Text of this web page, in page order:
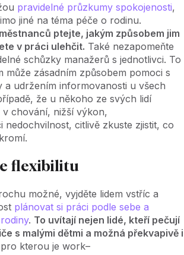
pravidelné průzkumy spokojenosti,
jiné na téma péče o rodinu.
ptejte, jakým způsobem jim
v práci ulehčit. Také nezapomeňte
schůzky manažerů s jednotlivci. To
může zásadním způsobem pomoci s
a udržením informovanosti u všech
že u někoho ze svých lidí
chování, nižší výkon,
nedochvilnost, citlivě zkuste zjistit, co
flexibilitu
možné, vyjděte lidem vstříc a
plánovat si práci podle sebe a
. To uvítají nejen lidé, kteří pečují
s malými dětmi a možná překvapivě i
kterou je work–